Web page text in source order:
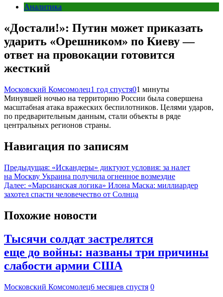
Аналитика
«Достали!»: Путин может приказать
ударить «Орешником» по Киеву —
ответ на провокации готовится
жесткий
Московский Комсомолец1 год спустя01 минуты
Минувшей ночью на территорию России была совершена
масштабная атака вражеских беспилотников. Целями ударов,
по предварительным данным, стали объекты в ряде
центральных регионов страны.
Навигация по записям
Предыдущая: «Искандеры» диктуют условия: за налет
на Москву Украина получила огненное возмездие
Далее: «Марсианская логика» Илона Маска: миллиардер
захотел спасти человечество от Солнца
Похожие новости
Тысячи солдат застрелятся
еще до войны: названы три причины
слабости армии США
Московский Комсомолец6 месяцев спустя 0